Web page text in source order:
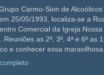
Carmo-Sion de
25/05/1993, localiza-se a
Comercial da Igreja Nossa
Reuniões as 2ª, 3ª, 4ª e 6ª as
e conhecer essa